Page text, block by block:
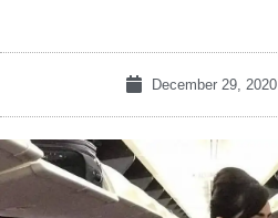
December 29, 2020